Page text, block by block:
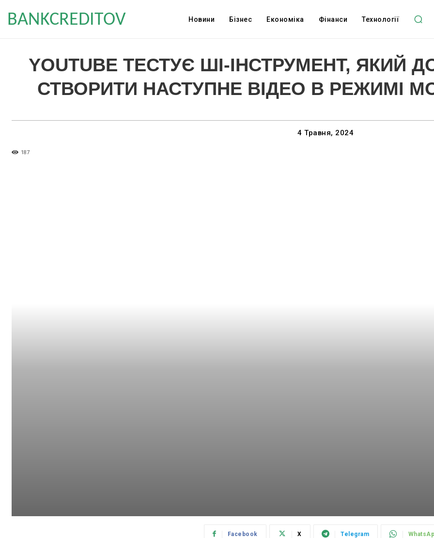
BANKCREDITOV Новини Бізнес Економіка Фінанси Технології
YOUTUBE ТЕСТУЄ ШІ-ІНСТРУМЕНТ,
СТВОРИТИ НАСТУПНЕ ВІДЕО В РЕЖИМІ
4 Травня, 2024
187
Facebook X Telegram